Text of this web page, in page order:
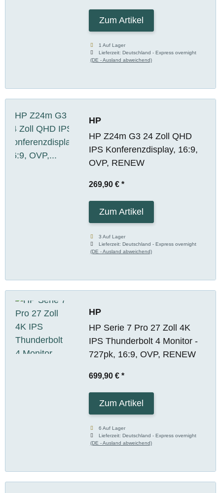
Zum Artikel
1 Auf Lager
Lieferzeit:Deutschland - Express overnight
(DE - Ausland abweichend)
HP
HP Z24m G3 24 Zoll QHD
IPS Konferenzdisplay, 16:9,
OVP, RENEW
269,90 € *
Zum Artikel
3 Auf Lager
Lieferzeit:Deutschland - Express overnight
(DE - Ausland abweichend)
HP
HP Serie 7 Pro 27 Zoll 4K
IPS Thunderbolt 4 Monitor -
727pk, 16:9, OVP, RENEW
699,90 € *
Zum Artikel
6 Auf Lager
Lieferzeit:Deutschland - Express overnight
(DE - Ausland abweichend)